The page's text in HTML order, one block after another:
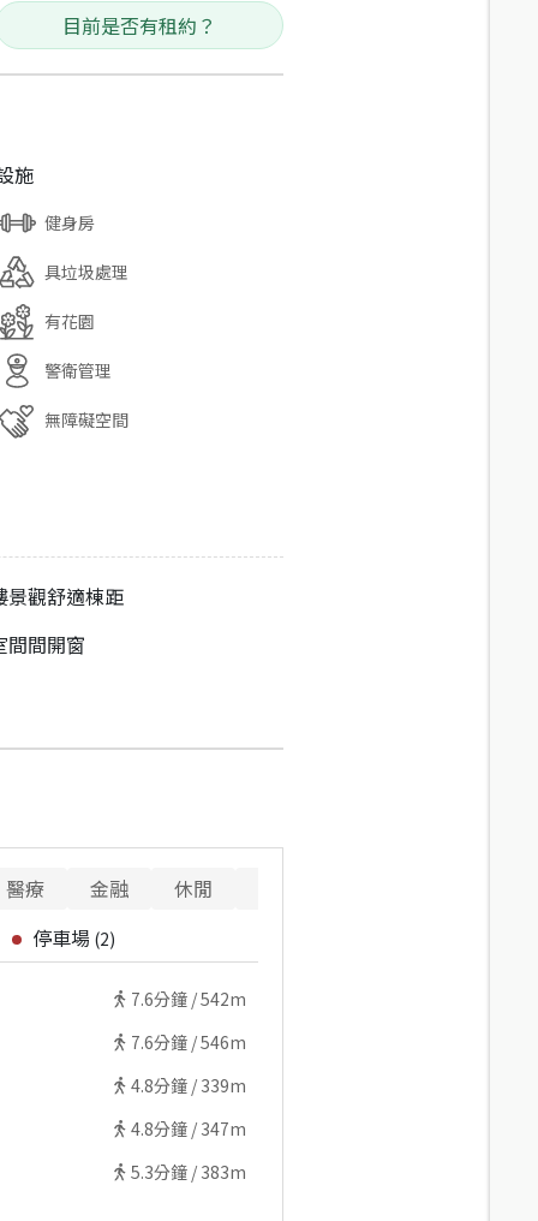
目前是否有租約？
施
健身房
具垃圾處理
有花園
警衛管理
無障礙空間
景觀舒適棟距
間間開窗
醫療 金融 休閒
停車場 (2)
7.6分鐘 /542m
7.6分鐘 /546m
4.8分鐘 / 339m
4.8分鐘 / 347m
5.3分鐘 / 383m